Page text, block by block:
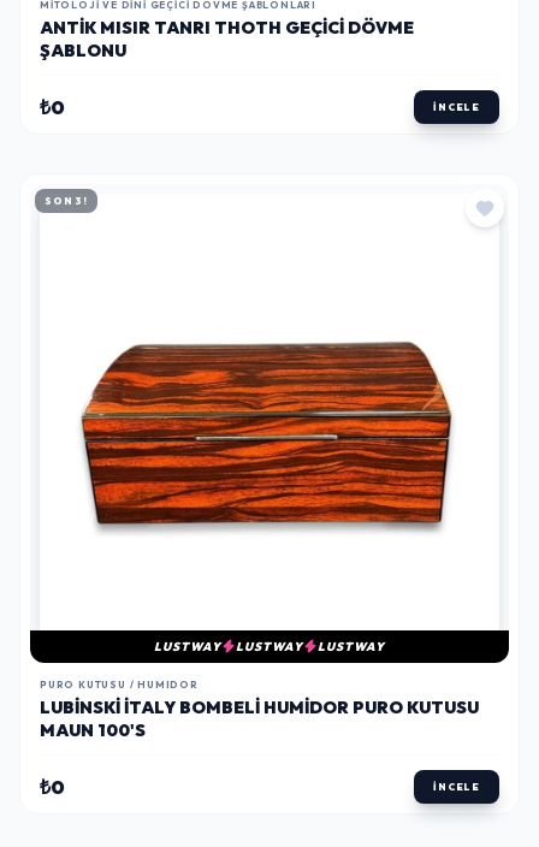
₺0
LUBINSKI İTALY BOMBELI HUMIDOR PURO KUTUSU
MAUN 100'S
₺0 İNCELE